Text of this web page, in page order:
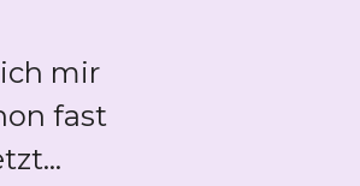
mir
fast